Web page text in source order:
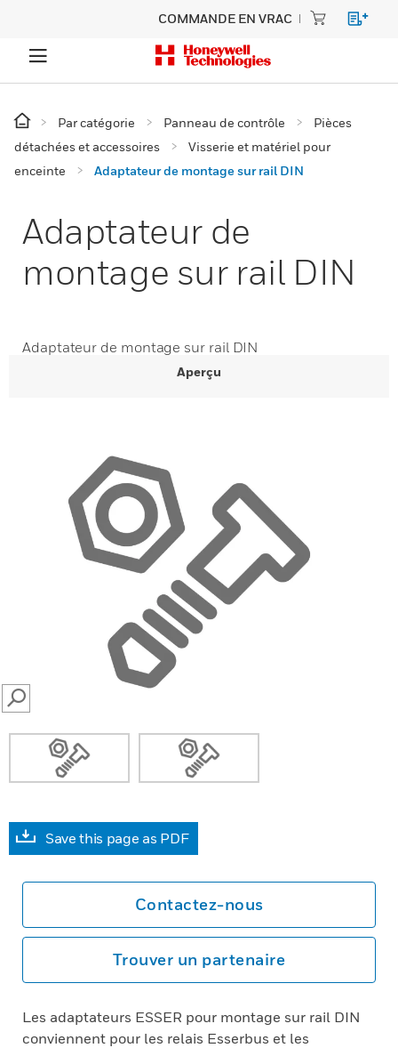
COMMANDE EN VRAC
Par catégorie Panneau de contrôle
Pièces
détachées et accessoires
Visserie et matériel pour
enceinte
Adaptateur de montage sur rail DIN
Adaptateur de
montage sur rail DIN
Adaptateur de montage sur rail DIN
Aperçu
SEARCH
Save this page as PDF
Contactez-nous
Trouver un partenaire
Les adaptateurs ESSER pour montage sur rail DIN
conviennent pour les relais Esserbus et les